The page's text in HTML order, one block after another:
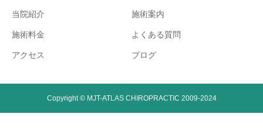
当院紹介 施術案内
施術料金 よくある質問
アクセス ブログ
Copyright © MJT-ATLAS CHIROPRACTIC 2009-2024